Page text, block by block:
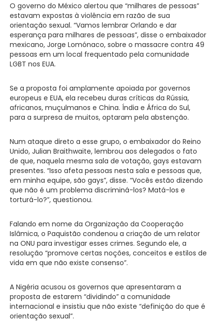
O governo do México alertou que “milhares de pessoas”
estavam expostas à violência em razão de sua
orientação sexual. “Vamos lembrar Orlando e dar
esperança para milhares de pessoas”, disse o embaixador
mexicano, Jorge Lomónaco, sobre o massacre contra 49
pessoas em um local frequentado pela comunidade
LGBT nos EUA.
Se a proposta foi amplamente apoiada por governos
europeus e EUA, ela recebeu duras críticas da Rússia,
africanos, muçulmanos e China. Índia e África do Sul,
para a surpresa de muitos, optaram pela abstenção.
Num ataque direto a esse grupo, o embaixador do Reino
Unido, Julian Braithwaite, lembrou aos delegados o fato
de que, naquela mesma sala de votação, gays estavam
presentes. “Isso afeta pessoas nesta sala e pessoas que,
em minha equipe, são gays”, disse. “Vocês estão dizendo
que não é um problema discriminá-los? Matá-los e
torturá-lo?”, questionou.
Falando em nome da Organização da Cooperação
Islâmica, o Paquistão condenou a criação de um relator
na ONU para investigar esses crimes. Segundo ele, a
resolução “promove certas noções, conceitos e estilos de
vida em que não existe consenso”.
A Nigéria acusou os governos que apresentaram a
proposta de estarem “dividindo” a comunidade
internacional e insistiu que não existe “definição do que é
orientação sexual”.